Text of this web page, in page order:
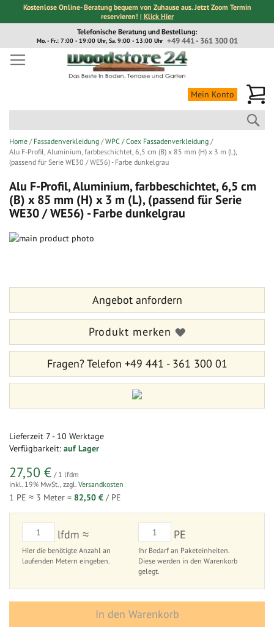
Kostenlose Online- Beratung bequem von Zuhause aus. Jetzt Zoom Termin
reservieren! | Klick Hier
Inhalt
Telefonische Beratung und Bestellung:
+49 441 - 361 300 01
Mo. - Fr.: 7:00 - 19:00 Uhr, Sa. 9:00 - 13:00 Uhr
Mein Konto
Home Fassadenverkleidung
WPC / Coex Fassadenverkleidung
Alu F-Profil, Aluminium, farbbeschichtet, 6,5 cm (B) x 85 mm (H) x 3 m (L),
(passend für Serie WE30 / WE56) - Farbe dunkelgrau
Alu F-Profil, Aluminium, farbbeschichtet, 6,5 cm
(B) x 85 mm (H) x 3 m (L), (passend für Serie
WE30 / WE56) - Farbe dunkelgrau
Lieferzeit 7 - 10 Werktage
Verfügbarkeit: auf Lager
27,50 € / 1 lfdm
inkl. 19% MwSt., zzgl. Versandkosten
1 PE ≈ 3 Meter = 82,50 € / PE
lfdm ≈
Hier die benötigte Anzahl an
laufenden Metern eingeben.
PE
Ihr Bedarf an Paketeinheiten.
Diese werden in den Warenkorb
gelegt.
In den Warenkorb
Zum
springen
Bildergalerie
Angebot anfordern
Produkt merken
Fragen?Telefon +49 441 - 361 300 01